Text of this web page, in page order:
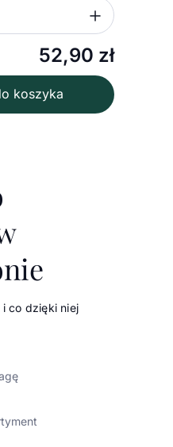
52,90 zł
koszyka
co dzięki niej